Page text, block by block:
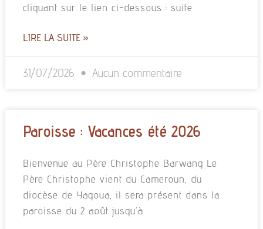
cliquant sur le lien ci-dessous : suite
LIRE LA SUITE »
31/07/2026 Aucun commentaire
Paroisse : Vacances été 2026
Bienvenue au Père Christophe Barwang Le
Père Christophe vient du Cameroun, du
diocèse de Yagoua, il sera présent dans la
paroisse du 2 août jusqu’à